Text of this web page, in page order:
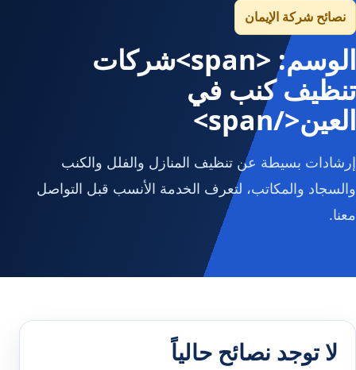
نصائح شركة الإيمان
الوسم: <span>شركات
تنظيف كنب في
العين</span>
إرشادات بسيطة عن تنظيف المنازل والفلل والكنب
والسجاد والمكاتب، لتعرف الخدمة الأنسب قبل التواصل
معنا.
لا توجد نصائح حالياً